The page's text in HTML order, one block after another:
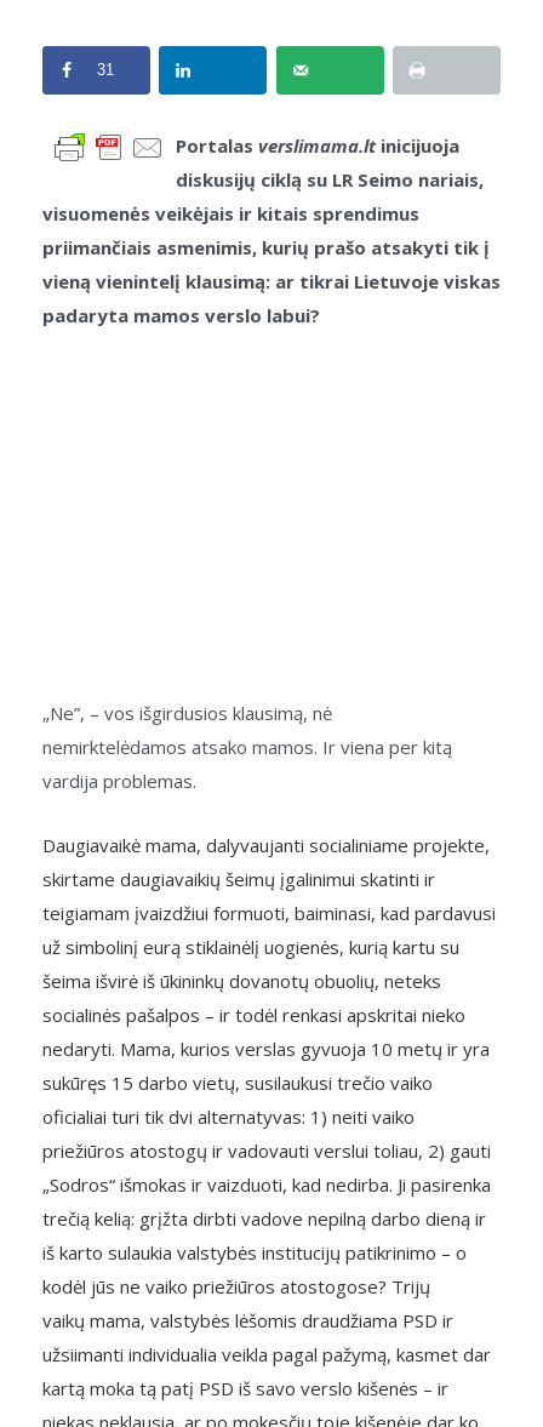
31
Portalas verslimama.ltinicijuoja
diskusijų ciklą su LR Seimo nariais,
visuomenės veikėjais ir kitais sprendimus
priimančiais asmenimis, kurių prašo atsakyti tik į
vieną vienintelį klausimą: ar tikrai Lietuvoje viskas
padaryta mamos verslo labui?
„Ne”, – vos išgirdusios klausimą, nė
nemirktelėdamos atsako mamos. Ir viena per kitą
vardija problemas.
Daugiavaikė mama, dalyvaujanti socialiniame projekte,
skirtame daugiavaikių šeimų įgalinimui skatinti ir
teigiamam įvaizdžiui formuoti, baiminasi, kad pardavusi
už simbolinį eurą stiklainėlį uogienės, kurią kartu su
šeima išvirė iš ūkininkų dovanotų obuolių, neteks
socialinės pašalpos – ir todėl renkasi apskritai nieko
nedaryti. Mama, kurios verslas gyvuoja 10 metų ir yra
sukūręs 15 darbo vietų, susilaukusi trečio vaiko
oficialiai turi tik dvi alternatyvas: 1) neiti vaiko
priežiūros atostogų ir vadovauti verslui toliau, 2) gauti
„Sodros“ išmokas ir vaizduoti, kad nedirba. Ji pasirenka
trečią kelią: grįžta dirbti vadove nepilną darbo dieną ir
iš karto sulaukia valstybės institucijų patikrinimo – o
kodėl jūs ne vaiko priežiūros atostogose? Trijų
vaikų mama, valstybės lėšomis draudžiama PSD ir
užsiimanti individualia veikla pagal pažymą, kasmet dar
kartą moka tą patį PSD iš savo verslo kišenės – ir
niekas neklausia, ar po mokesčių toje kišenėje dar ko